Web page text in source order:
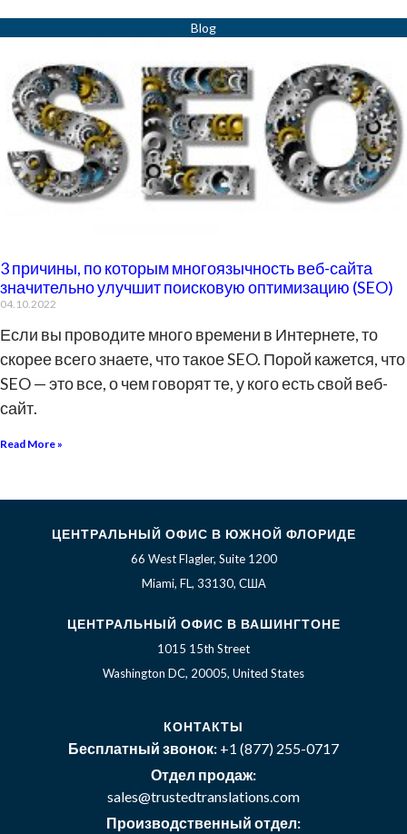
3 причины, по которым многоязычность веб-сайта
значительно улучшит поисковую оптимизацию (SEO)
04.10.2022
Если вы проводите много времени в Интернете, то
скорее всего знаете, что такое SEO. Порой кажется, что
SEO — это все, о чем говорят те, у кого есть свой веб-
сайт.
Read More »
ЦЕНТРАЛЬНЫЙ ОФИС В ЮЖНОЙ ФЛОРИДЕ
66 West Flagler, Suite 1200
Miami, FL, 33130, США
ЦЕНТРАЛЬНЫЙ ОФИС В ВАШИНГТОНЕ
1015 15th Street
Washington DC, 20005, United States
КОНТАКТЫ
Бесплатный звонок: +1 (877) 255-0717
Отдел продаж:
sales@trustedtranslations.com
Производственный отдел: